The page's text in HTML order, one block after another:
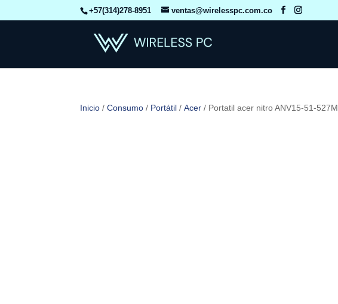
+57(314)278-8951 ventas@wirelesspc.com.co
Inicio /Consumo / Portátil /Acer / Portatil acer nitro ANV15-51-527M